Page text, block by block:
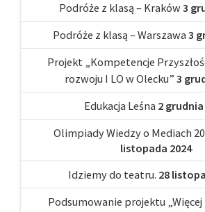
Podróże z klasą – Kraków 3
Podróże z klasą – Warszawa 3
Projekt „Kompetencje
rozwoju I LO w Olecku” 3
Edukacja Leśna 2 grudnia
Olimpiady Wiedzy o Mediach
listopada 2024
Idziemy do teatru. 28
Podsumowanie projektu „Więcej